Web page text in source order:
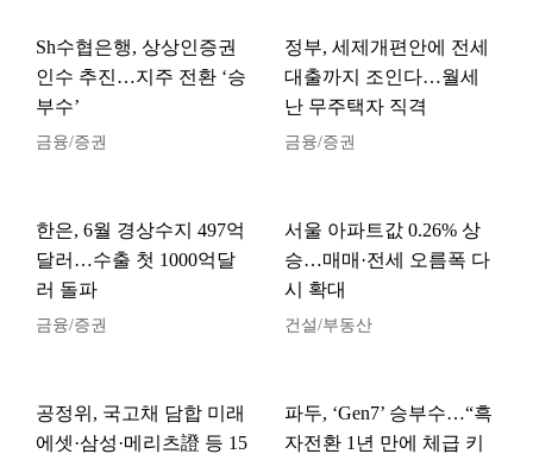
Sh수협은행, 상상인증권
인수 추진…지주 전환 ‘승
부수’
금융/증권
정부, 세제개편안에 전세
대출까지 조인다…월세
난 무주택자 직격
금융/증권
한은, 6월 경상수지 497억
달러…수출 첫 1000억달
러 돌파
금융/증권
서울 아파트값 0.26% 상
승…매매·전세 오름폭 다
시 확대
건설/부동산
공정위, 국고채 담합 미래
에셋·삼성·메리츠證 등 15
파두, ‘Gen7’ 승부수…“흑
자전환 1년 만에 체급 키